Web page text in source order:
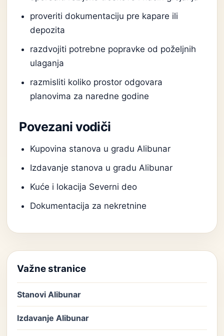
proveriti dokumentaciju pre kapare ili
depozita
razdvojiti potrebne popravke od poželjnih
ulaganja
razmisliti koliko prostor odgovara
planovima za naredne godine
Povezani vodiči
Kupovina stanova u gradu Alibunar
Izdavanje stanova u gradu Alibunar
Kuće i lokacija Severni deo
Dokumentacija za nekretnine
Važne stranice
Stanovi Alibunar
Izdavanje Alibunar